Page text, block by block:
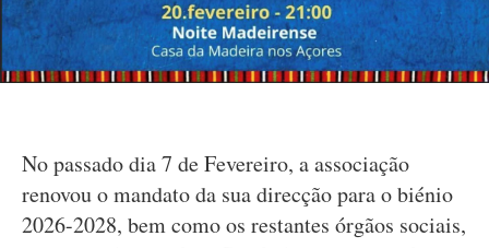
No passado dia 7 de Fevereiro, a associação
renovou o mandato da sua direcção para o biénio
2026-2028, bem como os restantes órgãos sociais,